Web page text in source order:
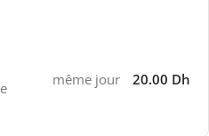
même jour 20.00 Dh